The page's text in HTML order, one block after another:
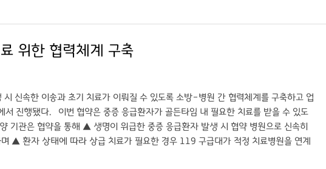
께했다. 이날 간담회에서는 급성기 시술·집중치료 후 환자를 안성병원으로 역전원해
실–신경과–전원 창구 단일화 전담 연락체계 운영, 전원 소요시간과 역전원율 등 성
위한 협력체계 구축
신속한 이송과 초기 치료가 이뤄질 수 있도록 소방–병원 간 협력체계를 구축하고 업
진행됐다. 이번 협약은 중증 응급환자가 골든타임 내 필요한 치료를 받을 수 있도
기관은 협약을 통해 ▲ 생명이 위급한 중증 응급환자 발생 시 협약 병원으로 신속히
▲ 환자 상태에 따라 상급 치료가 필요한 경우 119 구급대가 적정 치료병원을 연계